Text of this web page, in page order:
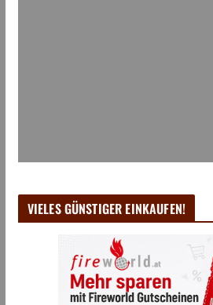
VIELES GÜNSTIGER EINKAUFEN!